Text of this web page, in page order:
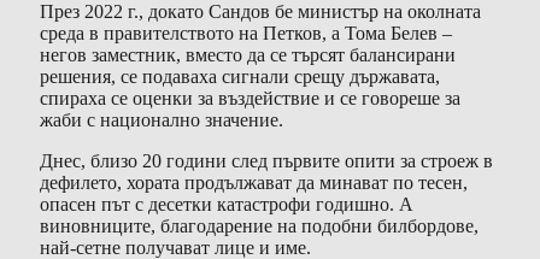
През 2022 г., докато Сандов бе министър на околната
среда в правителството на Петков, а Тома Белев –
негов заместник, вместо да се търсят балансирани
решения, се подаваха сигнали срещу държавата,
спираха се оценки за въздействие и се говореше за
жаби с национално значение.
Днес, близо 20 години след първите опити за строеж в
дефилето, хората продължават да минават по тесен,
опасен път с десетки катастрофи годишно. А
виновниците, благодарение на подобни билбордове,
най-сетне получават лице и име.